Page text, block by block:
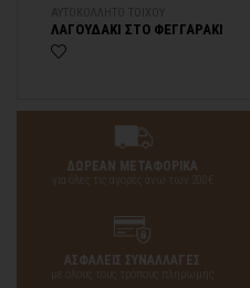
ΛΑΓΟΥΔΑΚΙ ΣΤΟ ΦΕΓΓΑΡΑΚΙ
ΔΩΡΕΑΝ ΜΕΤΑΦΟΡΙΚΑ
για όλες τις αγορές άνω των 200€
ΑΣΦΑΛΕΙΣ ΣΥΝΑΛΛΑΓΕΣ
με όλους τους τρόπους πληρωμής